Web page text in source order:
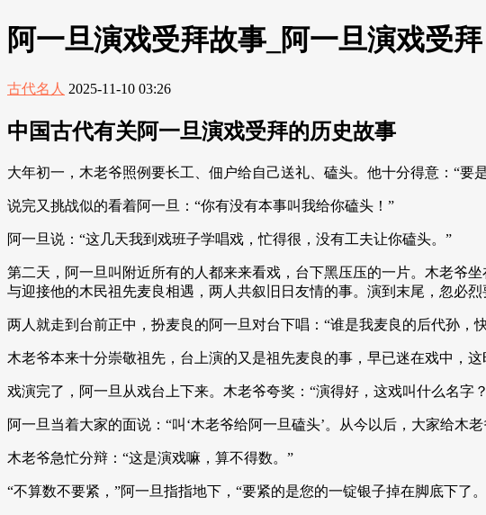
阿一旦演戏受拜故事_阿一旦演戏受拜
古代名人 2025-11-10 03:26
中国古代有关阿一旦演戏受拜的历史故事
大年初一，木老爷照例要长工、佃户给自己送礼、磕头。他十分得意：“
说完又挑战似的看着阿一旦：“你有没有本事叫我给你磕头！”
阿一旦说：“这几天我到戏班子学唱戏，忙得很，没有工夫让你磕头。”
第二天，阿一旦叫附近所有的人都来来看戏，台下黑压压的一片。木老爷
与迎接他的木民祖先麦良相遇，两人共叙旧日友情的事。演到末尾，忽必
两人就走到台前正中，扮麦良的阿一旦对台下唱：“谁是我麦良的后代孙，
木老爷本来十分崇敬祖先，台上演的又是祖先麦良的事，早已迷在戏中，
戏演完了，阿一旦从戏台上下来。木老爷夸奖：“演得好，这戏叫什么名字
阿一旦当着大家的面说：“叫‘木老爷给阿一旦磕头’。从今以后，大家给木
木老爷急忙分辩：“这是演戏嘛，算不得数。”
“不算数不要紧，”阿一旦指指地下，“要紧的是您的一锭银子掉在脚底下了